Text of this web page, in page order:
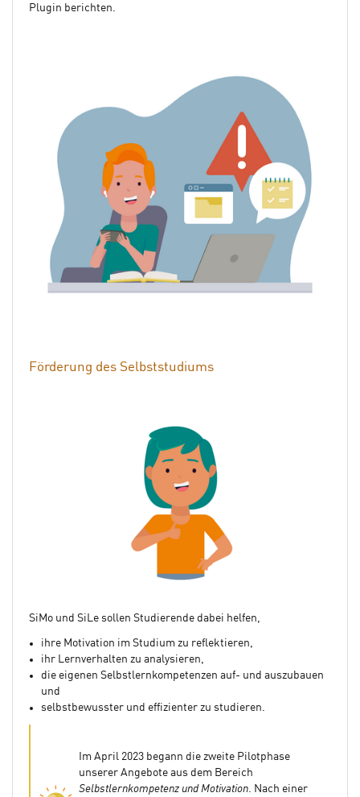
Plugin berichten.
Förderung des Selbststudiums
SiMo und SiLe sollen Studierende dabei helfen,
ihre Motivation im Studium zu reflektieren,
ihr Lernverhalten zu analysieren,
die eigenen Selbstlernkompetenzen auf- und auszubauen
und
selbstbewusster und effizienter zu studieren.
Im April 2023 begann die zweite Pilotphase
unserer Angebote aus dem Bereich
Selbstlernkompetenz und Motivation. Nach einer